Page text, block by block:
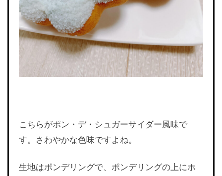
こちらがポン・デ・シュガーサイダー風味で
す。さわやかな色味ですよね。
生地はポンデリングで、ポンデリングの上にホ